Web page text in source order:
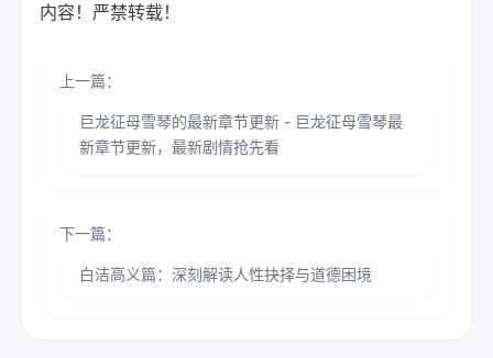
内容！严禁转载！
上一篇：
巨龙征母雪琴的最新章节更新 - 巨龙征母雪琴最
新章节更新，最新剧情抢先看
下一篇：
白洁高义篇：深刻解读人性抉择与道德困境